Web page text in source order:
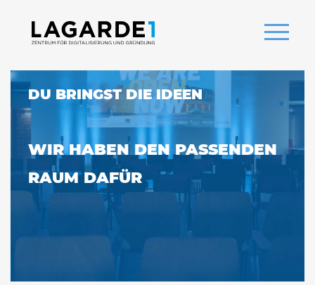
DU BRINGST DIE IDEEN
WIR HABEN DEN PASSENDEN
RAUM DAFÜR